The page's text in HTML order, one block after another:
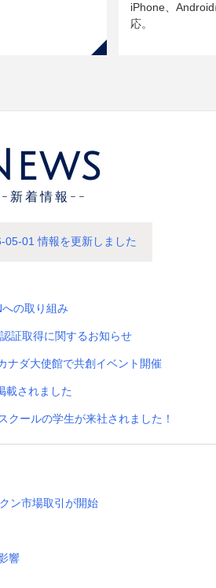
iPhone、
応。
新着情報--
05-01 情報を更新しました
の取り組み
証取得に関するお知らせ
ナダ大使館で共創イベント開催
載されました
クールの学生が来社されました！
ン市場取引が開始
響